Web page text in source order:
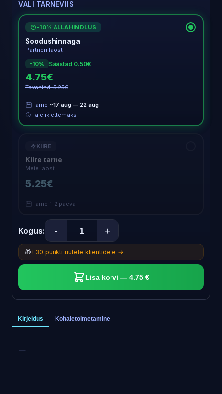
VALI TARNEVIIS
€ -10% ALLAHINDLUS
Soodushinnaga
Partneri laost
-10%
Säästad 0.50€
4.75€
Tavahind: 5.25€
Tarne ~17 aug — 22 aug
Täielik ettemaks
KIIRE
Kiire tarne
Meie laost
5.25€
Tarne 1-2 päeva
Kogus: - +
🎁+30 punkti uutele klientidele →
Lisa korvi — 4.75 €
Kirjeldus Kohaletoimetamine
—